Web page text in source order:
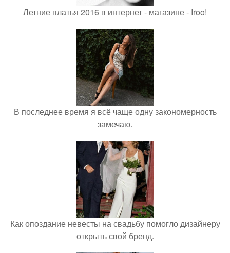
Летние платья 2016 в интернет - магазине - Iroo!
В последнее время я всё чаще одну закономерность
замечаю.
Как опоздание невесты на свадьбу помогло дизайнеру
открыть свой бренд.